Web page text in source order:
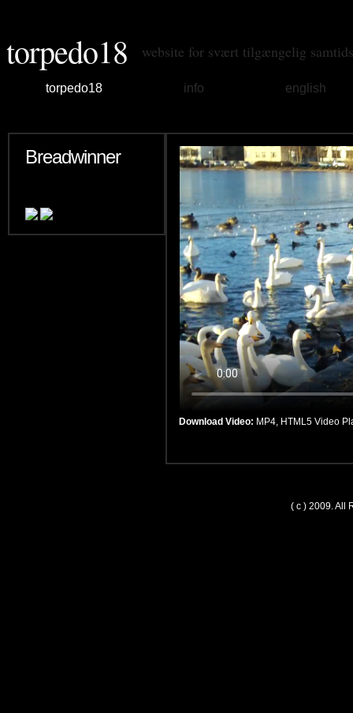
torpedo18 website for svært tilgængelig
torpedo18 info english
Breadwinner
Download Video: MP4, HTML5 Video
( c ) 2009. All